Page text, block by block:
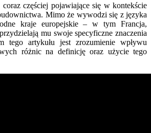
częściej pojawiające się w kontekście
Mimo że wywodzi się z języka
kraje europejskie – w tym Francja,
mu swoje specyficzne znaczenia
tego artykułu jest zrozumienie wpływu
różnic na definicję oraz użycie tego